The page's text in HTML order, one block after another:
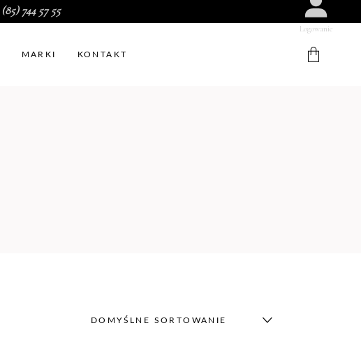
(85) 744 57 55
Logowanie
MARKI KONTAKT
DOMYŚLNE SORTOWANIE